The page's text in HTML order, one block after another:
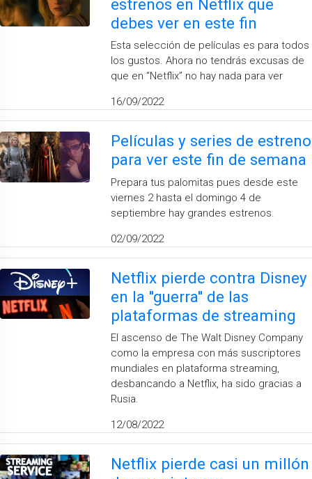
estrenos en Netflix que
debes ver en este fin
Esta selección de películas es para todos
los gustos. Ahora no tendrás excusas de
que en “Netflix” no hay nada para ver
16/09/2022
Películas y series de estreno
para ver este fin de semana
Prepara tus palomitas pues desde este
viernes 2 hasta el domingo 4 de
septiembre hay grandes estrenos.
02/09/2022
Netflix pierde contra Disney
en la ''guerra'' de las
plataformas de streaming
El ascenso de The Walt Disney Company
como la empresa con más suscriptores
mundiales en plataforma streaming,
desbancando a Netflix, ha sido gracias a
Rusia.
12/08/2022
Netflix pierde casi un millón